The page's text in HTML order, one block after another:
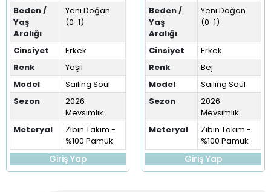
Beden /
Yaş
Aralığı
Yeni Doğan
(0-1)
Cinsiyet
Erkek
Renk
Yeşil
Model
Sailing Soul
Sezon
2026
Mevsimlik
Meteryal
Zıbın Takım -
%100 Pamuk
Giriş Yap
Beden /
Yaş
Aralığı
Yeni Doğan
(0-1)
Cinsiyet
Erkek
Renk
Bej
Model
Sailing Soul
Sezon
2026
Mevsimlik
Meteryal
Zıbın Takım -
%100 Pamuk
Giriş Yap